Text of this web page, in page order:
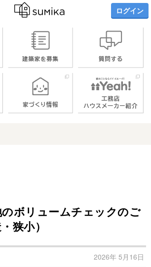
ログイン
ボリュームチェックのご
狭小）
2026年 5月16日